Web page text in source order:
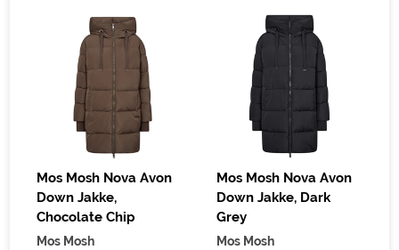
Mos Mosh Nova Avon
Down Jakke,
Chocolate Chip
Mos Mosh
Mos Mosh Nova Avon
Down Jakke, Dark
Grey
Mos Mosh